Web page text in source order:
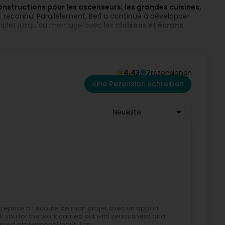
pour les ascenseurs, les grandes cuisines,
reconnu. Parallèlement, Berl a continué à développer
jusqu'au montage avec les
cloisons et écrans
notre site Internet : www.berlux.com
commande numérique, une plieuse, des cisailles, des
application de poudre thermo-durcissable et à partir de
4,43 7rezensionen
eine Rezension schreiben
Neueste
à l ecoute de mon projet avec un apport
you for the work carried out with seriousness and